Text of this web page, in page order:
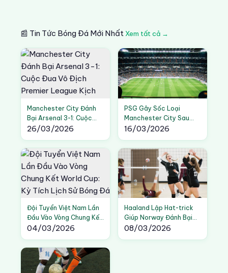
📰 Tin Tức Bóng Đá Mới Nhất Xem tất cả →
Manchester City Đánh
Bại Arsenal 3-1: Cuộc
Đua Vô Địch Premier
26/03/2026
PSG Gây Sốc Loại
Manchester City Sau
Luân Lưu Nghẹt Thở: Vào
League Gặp Real
16/03/2026
Đội Tuyển Việt Nam Lần
Đầu Vào Vòng Chung Kết
World Cup: Kỳ Tích Lịch
04/03/2026
Haaland Lập Hat-trick
Giúp Norway Đánh Bại
Đức 3-2 Tại Vòng Loại
08/03/2026